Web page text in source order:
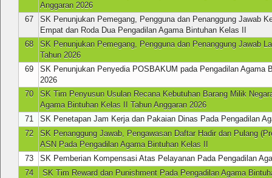
Anggaran 2026
67
SK Penunjukan Pemegang, Pengguna dan Penanggung Jawab
Empat dan Roda Dua Pengadilan Agama Bintuhan Kelas II
68
SK Penunjukan Pemegang, Pengguna dan Penanggung Jawab
Tahun 2026
69
SK Penunjukan Penyedia POSBAKUM pada Pengadilan Agama
2026
70
SK Tim Penyusun Usulan Recana Kebutuhan Barang Milik
Agama Bintuhan Kelas II Tahun Anggaran 2026
71
SK Penetapan Jam Kerja dan Pakaian Dinas Pada Pengadilan
72
SK Penanggung Jawab, Pengawasan Daftar Hadir dan Pulang
ASN Pada Pengadilan Agama Bintuhan Kelas II
73
SK Pemberian Kompensasi Atas Pelayanan Pada Pengadilan
74
SK Tim Reward dan Punishment Pada Pengadilan Agama